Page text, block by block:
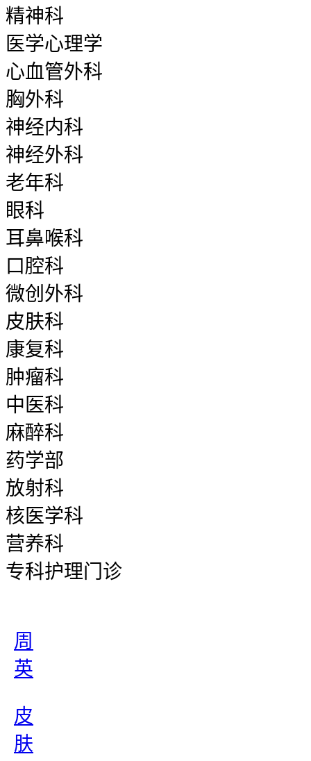
精神科
医学心理学
心血管外科
胸外科
神经内科
神经外科
老年科
眼科
耳鼻喉科
口腔科
微创外科
皮肤科
康复科
肿瘤科
中医科
麻醉科
药学部
放射科
核医学科
营养科
专科护理门诊
周
英
皮
肤